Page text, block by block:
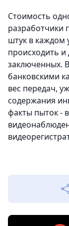
Стоимость
разработчики
штук в каждом
происходить
заключенных.
банковскими
вес передач,
содержания
факты пыток -